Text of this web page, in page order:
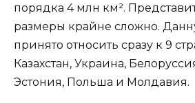
порядка 4 млн км².
размеры крайне сложно.
принято относить сразу к 9
Казахстан, Украина,
Эстония, Польша и Молдавия.